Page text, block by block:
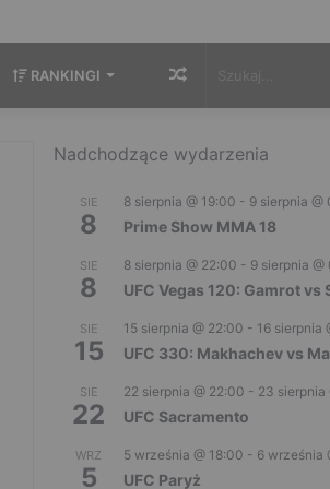
RANKINGI Losowy
Nadchodzące wydarzenia
SIE
8
8 sierpnia @ 19:00 - 9 sierpnia @
Prime Show MMA 18
SIE
8
8 sierpnia @ 22:00 - 9 sierpnia @
UFC Vegas 120: Gamrot vs
SIE
15
15 sierpnia @ 22:00 - 16 sierpnia
UFC 330: Makhachev vs
SIE
22
22 sierpnia @ 22:00 - 23 sierpnia
UFC Sacramento
WRZ
5
5 września @ 18:00 - 6 września
UFC Paryż